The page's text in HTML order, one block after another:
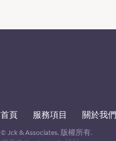
首頁 服務項目 關於我們
© Jck & Associates. 版權所有.